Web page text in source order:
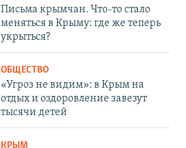
Письма крымчан. Что-то стало
меняться в Крыму: где же теперь
укрыться?
ОБЩЕСТВО
«Угроз не видим»: в Крым на
отдых и оздоровление завезут
тысячи детей
КРЫМ